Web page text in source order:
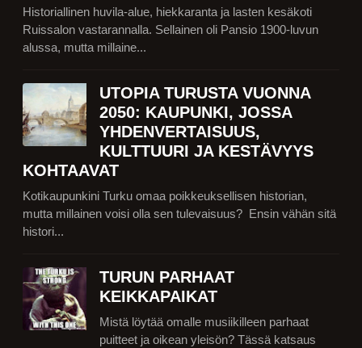
Historiallinen huvila-alue, hiekkaranta ja lasten kesäkoti
Ruissalon vastarannalla. Sellainen oli Pansio 1900-luvun
alussa, mutta millaine...
UTOPIA TURUSTA VUONNA
2050: KAUPUNKI, JOSSA
YHDENVERTAISUUS,
KULTTUURI JA KESTÄVYYS
KOHTAAVAT
Kotikaupunkini Turku omaa poikkeuksellisen historian,
mutta millainen voisi olla sen tulevaisuus? Ensin vähän sitä
histori...
TURUN PARHAAT
KEIKKAPAIKAT
Mistä löytää omalle musiikilleen parhaat
puitteet ja oikean yleisön? Tässä katsaus